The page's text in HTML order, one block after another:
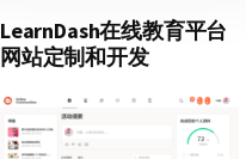
LearnDash在线教育平台
网站定制和开发